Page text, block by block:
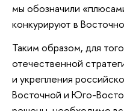
мы обозначили
конкурируют в
Таким образом, для
отечественной
и укрепления
Восточной и Юго-